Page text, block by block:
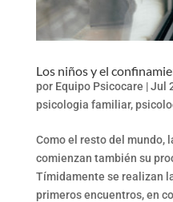
Los niños y el
por Equipo Psicocare |Jul
psicologia familiar,
Como el resto del mundo,
comienzan también su
Tímidamente se realizan
primeros encuentros, en